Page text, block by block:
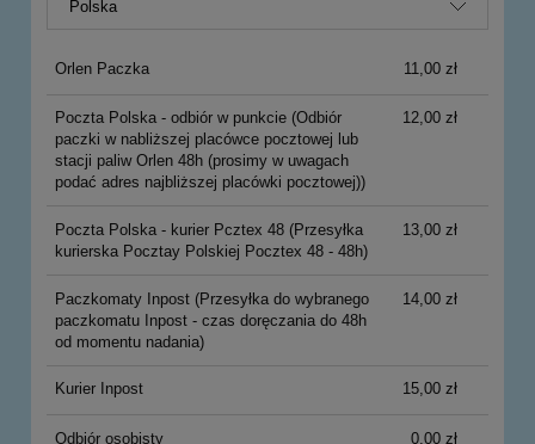
Orlen Paczka 11,00 zł
Poczta Polska - odbiór w punkcie(Odbiór
paczki w nabliższej placówce pocztowej lub
stacji paliw Orlen 48h (prosimy w uwagach
podać adres najbliższej placówki pocztowej))
12,00 zł
Poczta Polska - kurier Pcztex 48(Przesyłka
kurierska Pocztay Polskiej Pocztex 48 - 48h)
13,00 zł
Paczkomaty Inpost(Przesyłka do wybranego
paczkomatu Inpost - czas doręczania do 48h
od momentu nadania)
14,00 zł
Kurier Inpost 15,00 zł
Odbiór osobisty 0,00 zł